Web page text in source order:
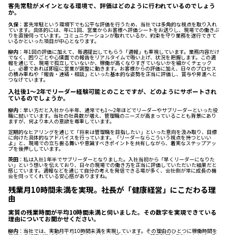
客先常駐がメインとなる環境で、評価はどのように行われているのでしょう
か。
久保 ：客先常駐という環境下でも公平な評価を行うため、当社では多角的な視点を取り入れ
ています。具体的には、年に1回、営業からお客様へ評価シートをお送りし、現場での働きぶ
りを直接伺っています。コミュニケーションが取れているか、約束を守り業務を遂行できて
いるかといった項目が中心となります。
柳内 ：年1回の評価に加えて、毎週提出してもらう「週報」も重視しています。業務内容だけ
でなく、困りごとや心情面での報告をリアルタイムで吸い上げ、状況を把握します。この週
報を通じて、現場で孤立していないか、稼働が高くなりすぎていないかを細かくチェック
し、必要であれば即座に営業が調整に動きます。お客様からの評価に加え、日々のプロセス
の積み重ねや「報告・連絡・相談」といった基本的な姿勢を正当に評価し、賞与や昇進へと
つなげています。
入社後1〜2年でリーダー経験可能とのことですが、どのようにサポートされ
ているのでしょうか。
柳内 ：早い方だと入社から半年、通常でも1〜2年ほどでリーダーやサブリーダーといった役
職に就いています。当社の社員数が増え、管理職のニーズが高まっていることも背景にあり
ますが、何より本人の意欲を尊重しています。
定期的なヒアリングを通じて「将来は管理職を目指したい」といった意向を汲み取り、目標
に向けた具体的なアドバイスを行っています。「リーダーならこういう視点を持つといい
よ」と、現場での立ち振る舞いや意識すべきポイントを共有しながら、着実なステップアッ
プを後押ししています。
茨田 ：私は入社1年半でサブリーダーとなりました。入社当初から「早くリーダーになりた
い」という想いを伝えており、日々の現場での働き方を正当に評価していただいた結果だと
感じています。週報などを通じて自分の考えを発信できる場が多く、会社側が常に成長の機
会を伺ってくれている安心感がありますね。
残業月10時間未満を実現。社長が「健康経営」にこだわる理
由
実質の残業時間が平均10時間未満と伺いました。その数字を実現できている
理由についてお聞かせください。
柳内 ：当社では、実動月平均10時間未満を実現しています。その理由のひとつに稼働時間を